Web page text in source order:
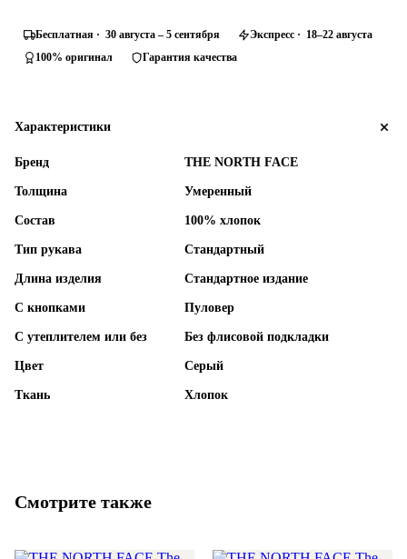
Бесплатная · 30 августа – 5 сентября
Экспресс · 18–22 августа
100% оригинал
Гарантия качества
Характеристики
Бренд THE NORTH FACE
Толщина Умеренный
Состав 100% хлопок
Тип рукава Стандартный
Длина изделия Стандартное издание
С кнопками Пуловер
С утеплителем или без Без флисовой подкладки
Цвет Серый
Ткань Хлопок
Смотрите также